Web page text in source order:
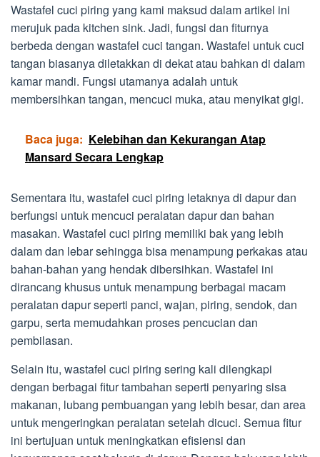
Wastafel cuci piring yang kami maksud dalam artikel ini
merujuk pada kitchen sink. Jadi, fungsi dan fiturnya
berbeda dengan wastafel cuci tangan. Wastafel untuk cuci
tangan biasanya diletakkan di dekat atau bahkan di dalam
kamar mandi. Fungsi utamanya adalah untuk
membersihkan tangan, mencuci muka, atau menyikat gigi.
Baca juga: Kelebihan dan Kekurangan Atap
Mansard Secara Lengkap
Sementara itu, wastafel cuci piring letaknya di dapur dan
berfungsi untuk mencuci peralatan dapur dan bahan
masakan. Wastafel cuci piring memiliki bak yang lebih
dalam dan lebar sehingga bisa menampung perkakas atau
bahan-bahan yang hendak dibersihkan. Wastafel ini
dirancang khusus untuk menampung berbagai macam
peralatan dapur seperti panci, wajan, piring, sendok, dan
garpu, serta memudahkan proses pencucian dan
pembilasan.
Selain itu, wastafel cuci piring sering kali dilengkapi
dengan berbagai fitur tambahan seperti penyaring sisa
makanan, lubang pembuangan yang lebih besar, dan area
untuk mengeringkan peralatan setelah dicuci. Semua fitur
ini bertujuan untuk meningkatkan efisiensi dan